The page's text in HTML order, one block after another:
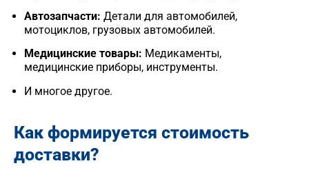
Автозапчасти: Детали для автомобилей,
мотоциклов, грузовых автомобилей.
Медицинские товары: Медикаменты,
медицинские приборы, инструменты.
И многое другое.
Как формируется стоимость
доставки?